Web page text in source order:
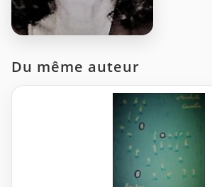
Du même auteur